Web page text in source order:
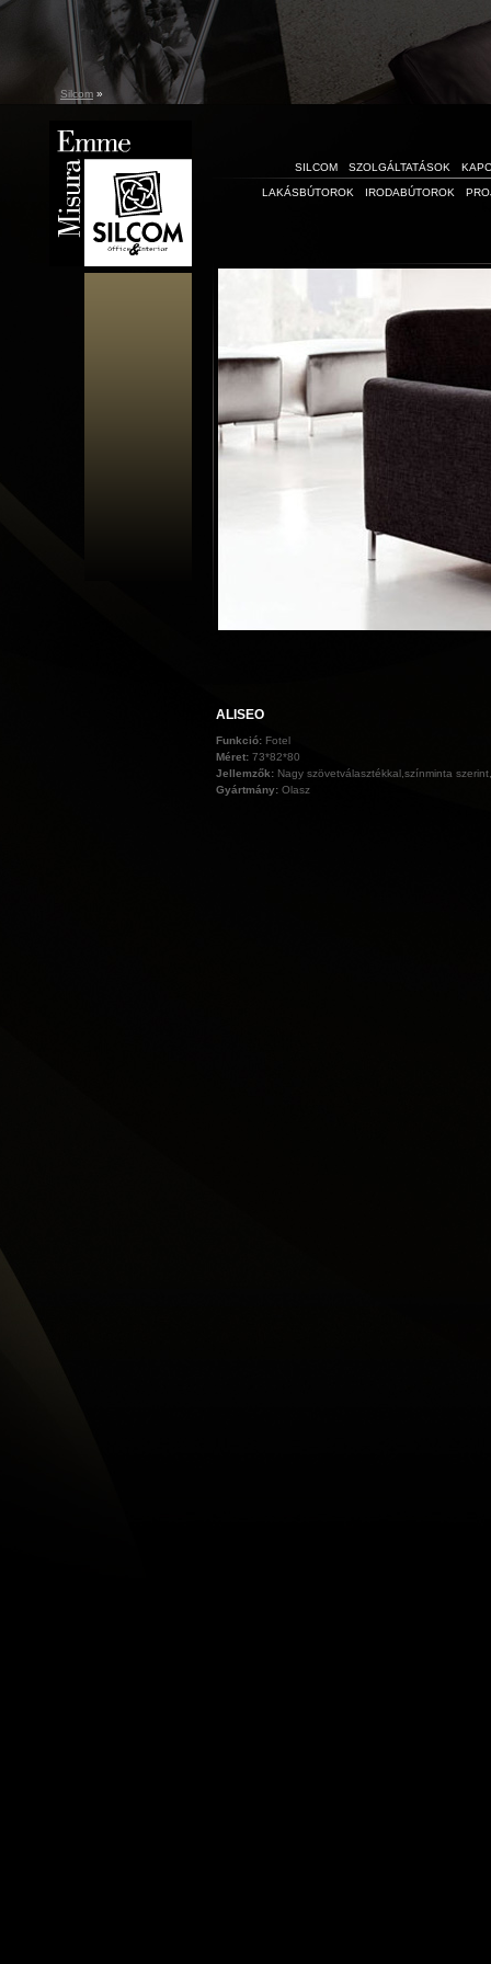
Silcom »
SILCOM SZOLGÁLTATÁSOK
LAKÁSBÚTOROK IRODABÚTOROK
ALISEO
Funkció: Fotel
Méret: 73*82*80
Jellemzők: Nagy szövetválasztékkal,színminta
Gyártmány: Olasz